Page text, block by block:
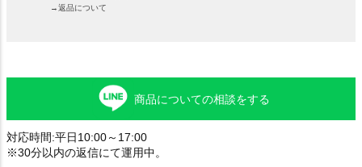
→返品について
商品についての相談をする
対応時間:平日10:00～17:00
※30分以内の返信にて運用中。